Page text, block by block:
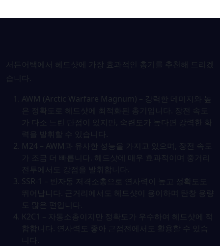
서든어택에서 헤드샷에 가장 효과적인 총기를 추천해 드리겠
습니다.
AWM (Arctic Warfare Magnum) – 강력한 데미지와 높
은 정확도로 헤드샷에 최적화된 총기입니다. 장전 속도
가 다소 느린 단점이 있지만, 숙련도가 높다면 강력한 화
력을 발휘할 수 있습니다.
M24 – AWM과 유사한 성능을 가지고 있으며, 장전 속도
가 조금 더 빠릅니다. 헤드샷에 매우 효과적이며 중거리
전투에서도 강점을 발휘합니다.
SSR-1 – 반자동 저격소총으로 연사력이 높고 정확도도
뛰어납니다. 근거리에서도 헤드샷이 용이하며 탄창 용량
도 많은 편입니다.
K2C1 – 자동소총이지만 정확도가 우수하여 헤드샷에 적
합합니다. 연사력도 좋아 근접전에서도 활용할 수 있습
니다.